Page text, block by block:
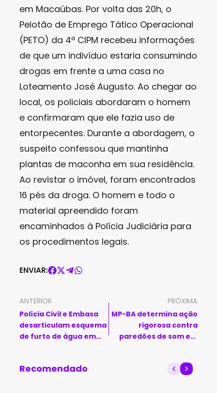
em Macaúbas. Por volta das 20h, o
Pelotão de Emprego Tático Operacional
(PETO) da 4ª CIPM recebeu informações
de que um indivíduo estaria consumindo
drogas em frente a uma casa no
Loteamento José Augusto. Ao chegar ao
local, os policiais abordaram o homem
e confirmaram que ele fazia uso de
entorpecentes. Durante a abordagem, o
suspeito confessou que mantinha
plantas de maconha em sua residência.
Ao revistar o imóvel, foram encontrados
16 pés da droga. O homem e todo o
material apreendido foram
encaminhados à Polícia Judiciária para
os procedimentos legais.
ENVIAR:
ANTERIOR
Polícia Civil e Embasa
desarticulam esquema
de furto de água em
PRÓXIMA
MP-BA determina ação
rigorosa contra
paredões de som em
Recomendado